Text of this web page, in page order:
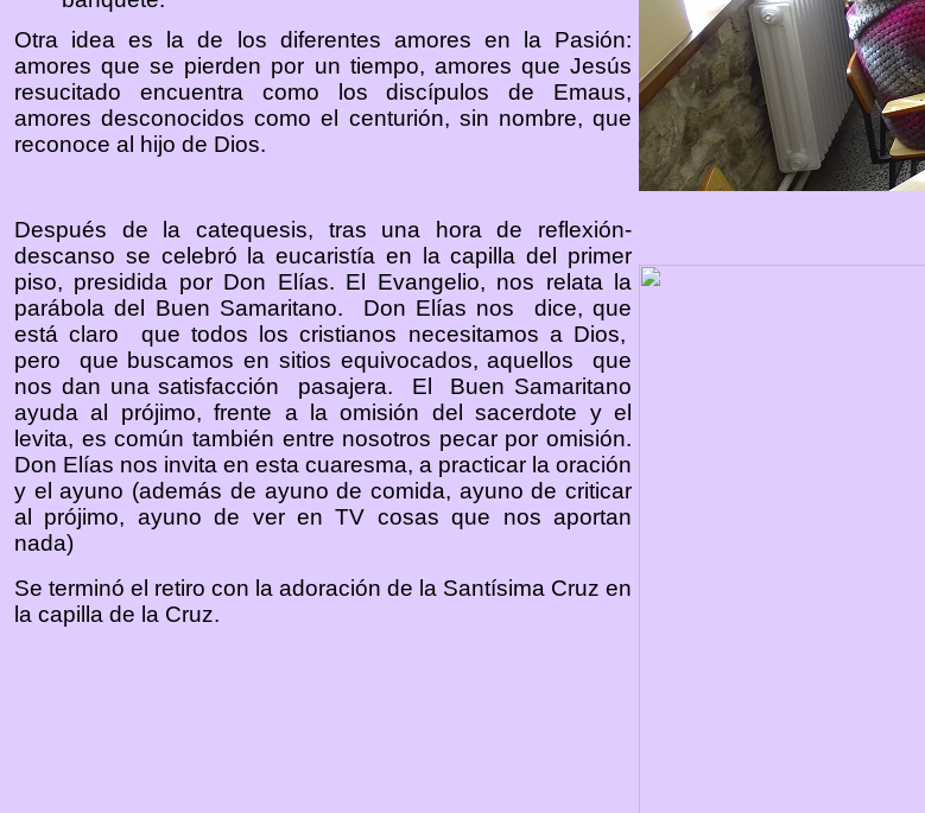
Otra idea es la de los diferentes amores en la Pasión:
amores que se pierden por un tiempo, amores que Jesús
resucitado encuentra como los discípulos de Emaus,
amores desconocidos como el centurión, sin nombre, que
reconoce al hijo de Dios.
Después de la catequesis, tras una hora de reflexión-
descanso se celebró la eucaristía en la capilla del primer
piso, presidida por Don Elías. El Evangelio, nos relata la
parábola del Buen Samaritano. Don Elías nos dice, que
está claro que todos los cristianos necesitamos a Dios,
pero que buscamos en sitios equivocados, aquellos que
nos dan una satisfacción pasajera. El Buen Samaritano
ayuda al prójimo, frente a la omisión del sacerdote y el
levita, es común también entre nosotros pecar por omisión.
Don Elías nos invita en esta cuaresma, a practicar la oración
y el ayuno (además de ayuno de comida, ayuno de criticar
al prójimo, ayuno de ver en TV cosas que nos aportan
nada)
Se terminó el retiro con la adoración de la Santísima Cruz en
la capilla de la Cruz.